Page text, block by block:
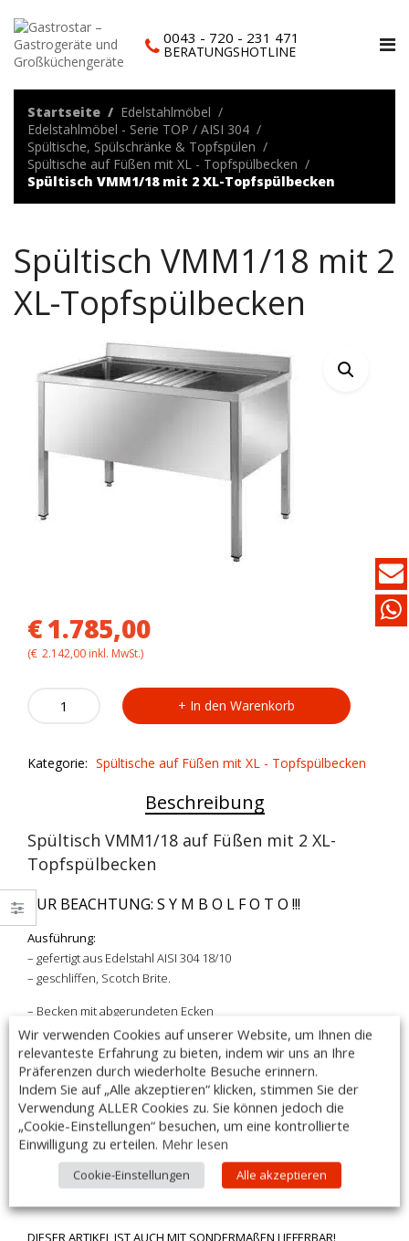
0043 - 720 - 231 471
BERATUNGSHOTLINE
Startseite
Edelstahlmöbel
Edelstahlmöbel - Serie TOP / AISI 304
Spültische, Spülschränke & Topfspülen
Spültische auf Füßen mit XL - Topfspülbecken
Spültisch VMM1/18 mit 2 XL-Topfspülbecken
Spültisch VMM1/18 mit 2
XL-Topfspülbecken
€1.785,00
(€ 2.142,00 inkl. MwSt.)
VMM1/18
XL-
In den Warenkorb
Kategorie: Spültische auf Füßen mit XL - Topfspülbecken
Beschreibung
Spültisch VMM1/18 auf Füßen mit 2 XL-
Topfspülbecken
ZUR BEACHTUNG: S Y M B O L F O T O !!!
Ausführung:
– gefertigt aus Edelstahl AISI 304 18/10
– geschliffen, Scotch Brite.
– Becken mit abgerundeten Ecken
– auf Vierkantrohrbeinen 40 x 40mm aus Edelstahl AISI 304 18/10
– höhenverstellbare Füße, verstellbar bis 60mm
– ausgestattet mit: Abfluss, Überlauf & Gitter
– Maße: 1800x700x850mm
– Beckenmaße: 2x (800x500x400mm)
– hintere halbabgerundete Aufkantung, Höhe 85mm.
– Armaturen sind im Lieferumfang nicht enthalten
– Made in Italy
DIESER ARTIKEL IST AUCH MIT SONDERMAßEN LIEFERBAR!
Wir verwenden Cookies auf unserer Website, um Ihnen die
relevanteste Erfahrung zu bieten, indem wir uns an Ihre
Präferenzen durch wiederholte Besuche erinnern.
Indem Sie auf „Alle akzeptieren“ klicken, stimmen Sie der
Verwendung ALLER Cookies zu. Sie können jedoch die
„Cookie-Einstellungen“ besuchen, um eine kontrollierte
Einwilligung zu erteilen. Mehr lesen
Cookie-Einstellungen Alle akzeptieren